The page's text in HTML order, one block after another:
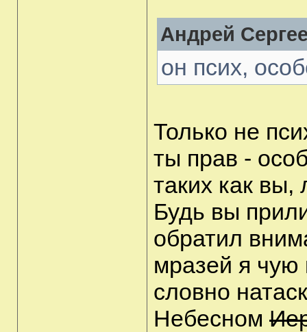
Андрей
он псих,
Только не
ты прав -
таких как
Будь вы
обратил
мразей я чую
словно
Небесном